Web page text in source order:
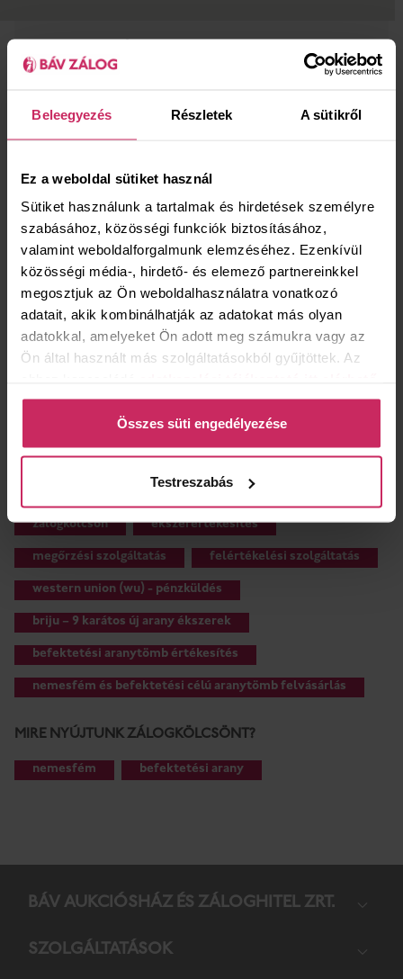
Beleegyezés Részletek A sütikről
Ez a weboldal sütiket használ
Sütiket használunk a tartalmak és hirdetések személyre
szabásához, közösségi funkciók biztosításához,
valamint weboldalforgalmunk elemzéséhez. Ezenkívül
közösségi média-, hirdető- és elemező partnereinkkel
megosztjuk az Ön weboldalhasználatra vonatkozó
adatait, akik kombinálhatják az adatokat más olyan
adatokkal, amelyeket Ön adott meg számukra vagy az
Ön által használt más szolgáltatásokból gyűjtöttek. Az
Összes süti engedélyezése
Testreszabás
szerda
10:00‑18:00
vasárnap
zárva
KAPCSOLAT
Budapest, Margit körút 91., 1024
+36 20 777 2544
zalogfiok108@bav.hu
MILYEN SZOLGÁLTATÁSOK ÉRHETŐK EL ÜZLETÜNKBEN?
zálogkölcsön ékszerértékesítés
megőrzési szolgáltatás felértékelési szolgáltatás
western union (wu) - pénzküldés
briju – 9 karátos új arany ékszerek
befektetési aranytömb értékesítés
nemesfém és befektetési célú aranytömb felvásárlás
MIRE NYÚJTUNK ZÁLOGKÖLCSÖNT?
nemesfém befektetési arany
BÁV AUKCIÓS­HÁZ ÉS ZÁLOG­HITEL ZRT.
SZOL­GÁL­TA­TÁ­SOK